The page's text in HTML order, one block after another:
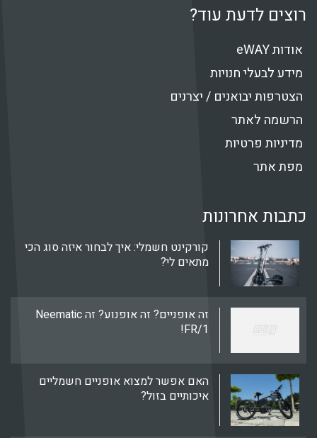
רוצים לדעת עוד?
אודות eWAY
מידע לבעלי חנויות
הצטרפות יבואנים / יצרנים
הרשמה לאתר
מדיניות פרטיות
מפת אתר
כתבות אחרונות
קורקינט חשמלי: איך לבחור איזה סוג הכי
מתאים לי?
זה אופניים? זה אופנוע? זה Neematic
FR/1!
האם אפשר למצוא אופניים חשמליים
איכותיים בזול?